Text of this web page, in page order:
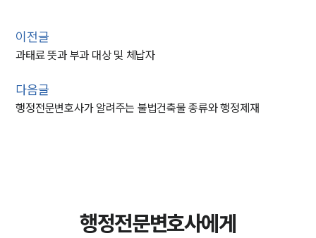
이전글
과태료 뜻과 부과 대상 및 체납자
다음글
행정전문변호사가 알려주는 불법건축물 종류와 행정제재
행정전문변호사에게